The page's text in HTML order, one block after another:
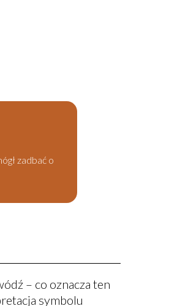
zadbać o
– co oznacza ten
symbolu